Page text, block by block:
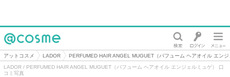
@cosme
アットコスメ LADOR
PERFUMED HAIR ANGEL MUGUET（パフューム ヘアオイル エン
LADOR / PERFUMED HAIR ANGEL MUGUET（パフューム ヘアオイル エンジェルミュゲ） 口
コミ写真